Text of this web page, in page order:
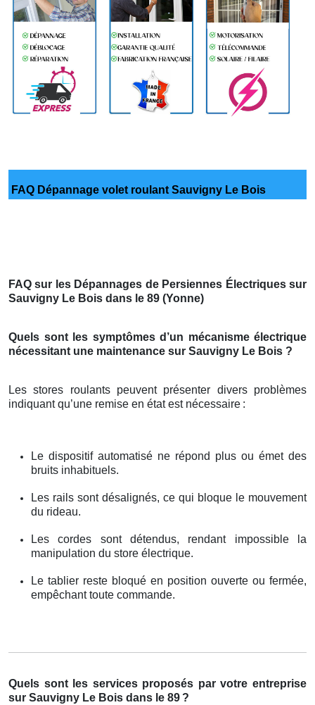
FAQ Dépannage volet roulant Sauvigny Le Bois
FAQ sur les Dépannages de Persiennes Électriques sur
Sauvigny Le Bois dans le 89 (Yonne)
Quels sont les symptômes d’un mécanisme électrique
nécessitant une maintenance sur Sauvigny Le Bois ?
Les stores roulants peuvent présenter divers problèmes
indiquant qu’une remise en état est nécessaire :
Le dispositif automatisé ne répond plus ou émet des
bruits inhabituels.
Les rails sont désalignés, ce qui bloque le mouvement
du rideau.
Les cordes sont détendus, rendant impossible la
manipulation du store électrique.
Le tablier reste bloqué en position ouverte ou fermée,
empêchant toute commande.
Quels sont les services proposés par votre entreprise
sur Sauvigny Le Bois dans le 89 ?